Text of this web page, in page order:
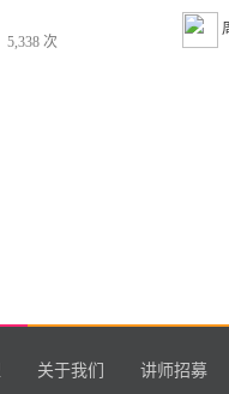
5,338 次
关于我们 讲师招募